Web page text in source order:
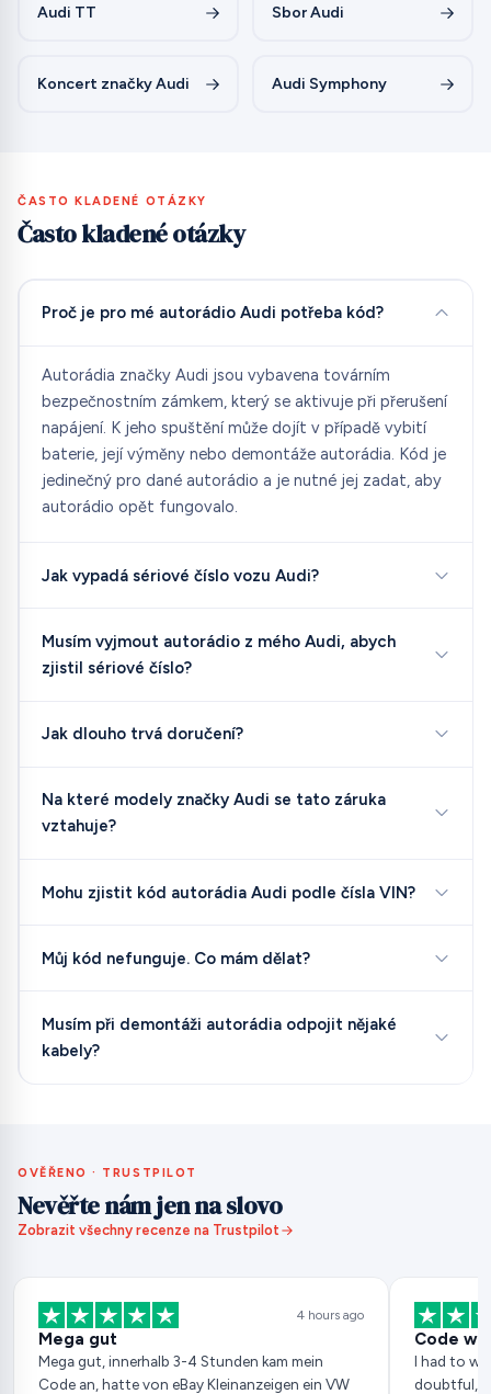
Audi TT Sbor Audi
Koncert značky Audi Audi Symphony
ČASTO KLADENÉ OTÁZKY
Často kladené otázky
Proč je pro mé autorádio Audi potřeba kód?
Autorádia značky Audi jsou vybavena továrním
bezpečnostním zámkem, který se aktivuje při přerušení
napájení. K jeho spuštění může dojít v případě vybití
baterie, její výměny nebo demontáže autorádia. Kód je
jedinečný pro dané autorádio a je nutné jej zadat, aby
autorádio opět fungovalo.
Jak vypadá sériové číslo vozu Audi?
Musím vyjmout autorádio z mého Audi, abych
zjistil sériové číslo?
Jak dlouho trvá doručení?
Na které modely značky Audi se tato záruka
vztahuje?
Mohu zjistit kód autorádia Audi podle čísla VIN?
Můj kód nefunguje. Co mám dělat?
Musím při demontáži autorádia odpojit nějaké
kabely?
OVĚŘENO · TRUSTPILOT
Nevěřte nám jen na slovo
Zobrazit všechny recenze na Trustpilot
4 hours ago
Mega gut
Mega gut, innerhalb 3-4 Stunden kam mein
Code an, hatte von eBay Kleinanzeigen ein VW
Code
I had to
doubtful,